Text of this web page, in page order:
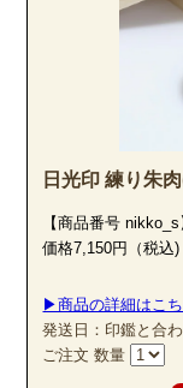
日光印 練り朱
【商品番号 nikko_s
価格7,150円（税込)
▶商品の詳細はこ
発送日：印鑑と合
ご注文 数量